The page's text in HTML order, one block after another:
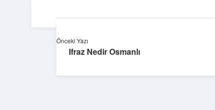
Önceki Yazı
Ifraz Nedir Osmanlı